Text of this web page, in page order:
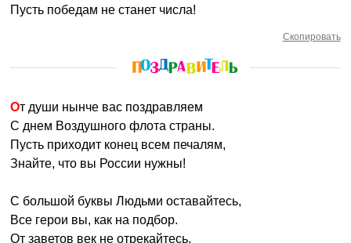
Пусть победам не станет числа!
Скопировать
От души нынче вас поздравляем
С днем Воздушного флота страны.
Пусть приходит конец всем печалям,
Знайте, что вы России нужны!
С большой буквы Людьми оставайтесь,
Все герои вы, как на подбор.
От заветов век не отрекайтесь,